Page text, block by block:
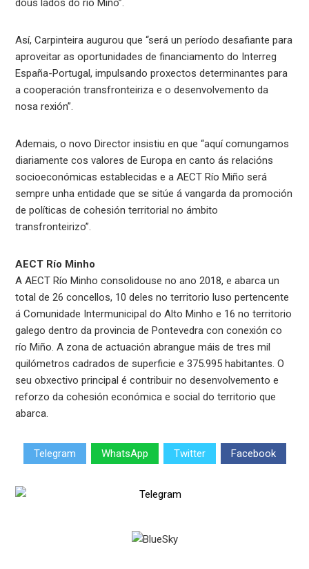
dous lados do río Miño”.
Así, Carpinteira augurou que “será un período desafiante para
aproveitar as oportunidades de financiamento do Interreg
España-Portugal, impulsando proxectos determinantes para
a cooperación transfronteiriza e o desenvolvemento da
nosa rexión”.
Ademais, o novo Director insistiu en que “aquí comungamos
diariamente cos valores de Europa en canto ás relacións
socioeconómicas establecidas e a AECT Río Miño será
sempre unha entidade que se sitúe á vangarda da promoción
de políticas de cohesión territorial no ámbito
transfronteirizo”.
AECT Río Minho
A AECT Río Minho consolidouse no ano 2018, e abarca un
total de 26 concellos, 10 deles no territorio luso pertencente
á Comunidade Intermunicipal do Alto Minho e 16 no territorio
galego dentro da provincia de Pontevedra con conexión co
río Miño. A zona de actuación abrangue máis de tres mil
quilómetros cadrados de superficie e 375.995 habitantes. O
seu obxectivo principal é contribuir no desenvolvemento e
reforzo da cohesión económica e social do territorio que
abarca.
Telegram WhatsApp Twitter Facebook